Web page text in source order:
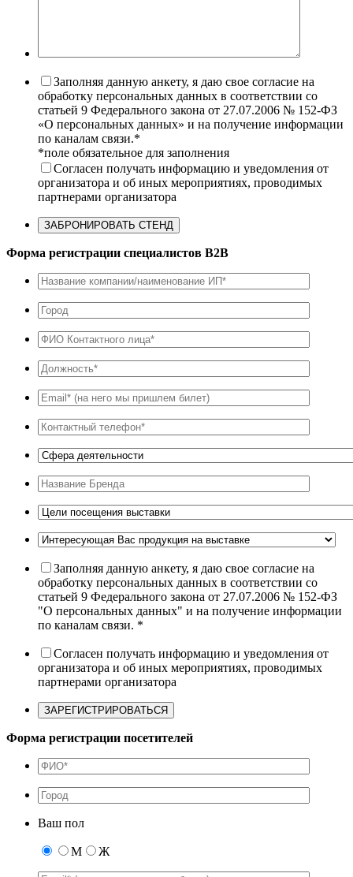
Заполняя данную анкету, я даю свое согласие на
обработку персональных данных в соответствии со
статьей 9 Федерального закона от 27.07.2006 № 152-ФЗ
«О персональных данных» и на получение информации
по каналам связи.*
*поле обязательное для заполнения
Согласен получать информацию и уведомления от
организатора и об иных мероприятиях, проводимых
партнерами организатора
Форма регистрации специалистов B2B
Заполняя данную анкету, я даю свое согласие на
обработку персональных данных в соответствии со
статьей 9 Федерального закона от 27.07.2006 № 152-ФЗ
"О персональных данных" и на получение информации
по каналам связи. *
Согласен получать информацию и уведомления от
организатора и об иных мероприятиях, проводимых
партнерами организатора
Форма регистрации посетителей
Ваш пол
М Ж